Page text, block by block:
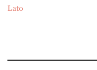
Lato